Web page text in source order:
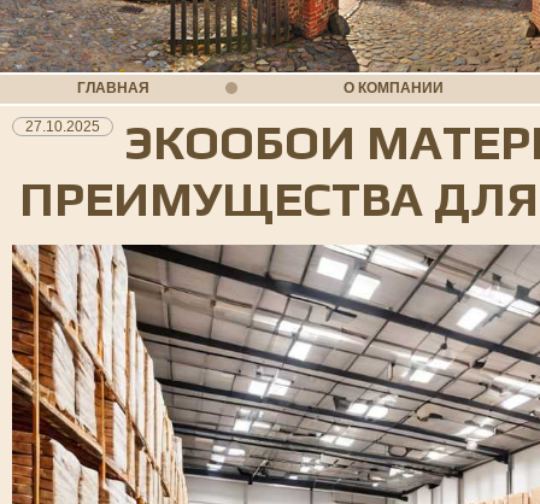
ГЛАВНАЯ О КОМПАНИИ
27.10.2025
ЭКООБОИ
ПРЕИМУЩЕСТВА